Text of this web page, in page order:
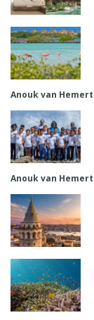
Anouk van Hemert
Anouk van Hemert